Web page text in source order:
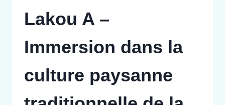
Lakou A –
Immersion dans la
culture paysanne